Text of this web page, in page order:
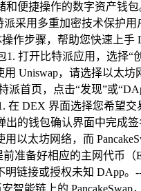
便捷操作的数字资产钱
采用多重加密技术保护
作步骤，帮助您快速上
打开比特派应用，选择“
，请选择以太坊网
首页，点击“发现”或
在 DEX 界面选择您希望
的钱包确认界面中完成
以太坊网络，而
准备好相应的主网代币
链接或授权未知 DApp。
智能链上的